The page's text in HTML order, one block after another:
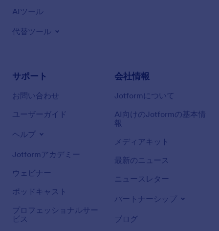
AIツール
代替ツール
サポート
お問い合わせ
ユーザーガイド
ヘルプ
Jotformアカデミー
ウェビナー
ポッドキャスト
プロフェッショナルサー
ビス
会社情報
Jotformについて
AI向けのJotformの基本情
報
メディアキット
最新のニュース
ニュースレター
パートナーシップ
ブログ